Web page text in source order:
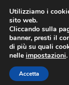
Vai
contenuto
Utilizziamo i
sito web.
Cliccando sulla
banner, presti il
di più su quali
nelle impostazioni.
Accetta